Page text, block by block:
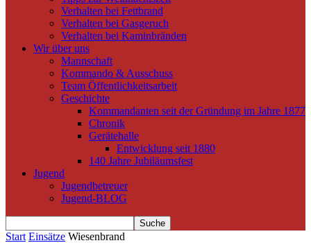
Verhalten bei Fettbrand
Verhalten bei Gasgeruch
Verhalten bei Kaminbränden
Wir über uns
Mannschaft
Kommando & Ausschuss
Team Öffentlichkeitsarbeit
Geschichte
Kommandanten seit der Gründung im Jahre 1877
Chronik
Gerätehalle
Entwicklung seit 1880
140 Jahre Jubiläumsfest
Jugend
Jugendbetreuer
Jugend-BLOG
Start Einsätze Wiesenbrand